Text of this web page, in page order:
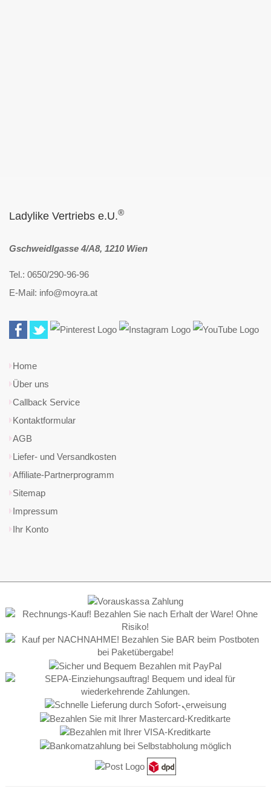
Ladylike Vertriebs e.U.®
Gschweidlgasse 4/A8, 1210 Wien
Tel.: 0650/290-96-96
E-Mail: info@moyra.at
Home
Über uns
Callback Service
Kontaktformular
AGB
Liefer- und Versandkosten
Affiliate-Partnerprogramm
Sitemap
Impressum
Ihr Konto